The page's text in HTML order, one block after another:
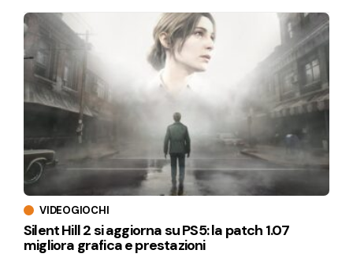
VIDEOGIOCHI
Silent Hill 2 si aggiorna su PS5: la patch 1.07
migliora grafica e prestazioni